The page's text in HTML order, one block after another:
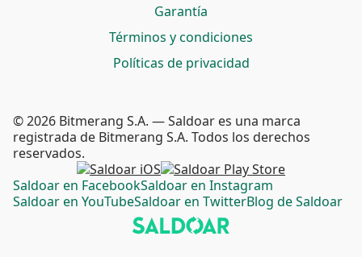
Garantía
Términos y condiciones
Políticas de privacidad
Saldoar en FacebookSaldoar en Instagram
Saldoar en YouTubeSaldoar en TwitterBlog de Saldoar
© 2026 Bitmerang S.A. — Saldoar es una marca
registrada de Bitmerang S.A. Todos los derechos
reservados.